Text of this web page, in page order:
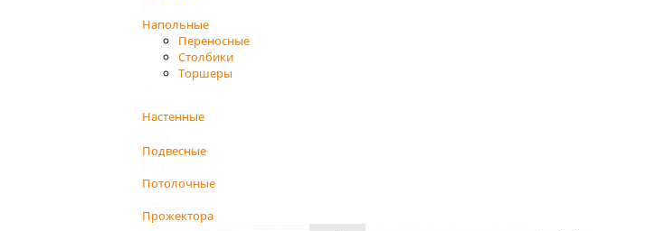
Напольные
Переносные
Столбики
Торшеры
Настенные
Подвесные
Потолочные
Прожектора